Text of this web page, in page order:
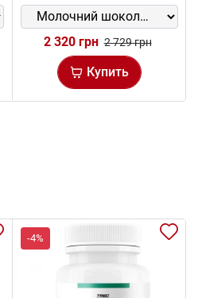
2 320 грн 2 729 грн
Купить
-4%